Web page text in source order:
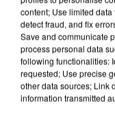
content; Use limited
detect fraud, and fix
Save and communicate
process personal data
following functionalities:
requested; Use precise
other data sources; Link
information transmitted